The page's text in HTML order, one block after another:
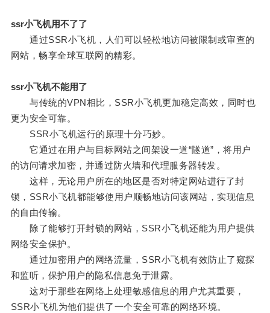
ssr小飞机用不了了
通过SSR小飞机，人们可以轻松地访问被限制或审查的
网站，畅享全球互联网的精彩。
ssr小飞机不能用了
与传统的VPN相比，SSR小飞机更加稳定高效，同时也
更为安全可靠。
SSR小飞机运行的原理十分巧妙。
它通过在用户与目标网站之间架设一道“隧道”，将用户
的访问请求加密，并通过防火墙和代理服务器转发。
这样，无论用户所在的地区是否对特定网站进行了封
锁，SSR小飞机都能够使用户顺畅地访问该网站，实现信息
的自由传输。
除了能够打开封锁的网站，SSR小飞机还能为用户提供
网络安全保护。
通过加密用户的网络流量，SSR小飞机有效防止了窥探
和监听，保护用户的隐私信息免于泄露。
这对于那些在网络上处理敏感信息的用户尤其重要，
SSR小飞机为他们提供了一个安全可靠的网络环境。